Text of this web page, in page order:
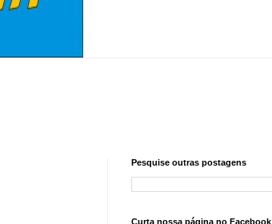
Pesquise outras postagens
Curta nossa página no Facebook